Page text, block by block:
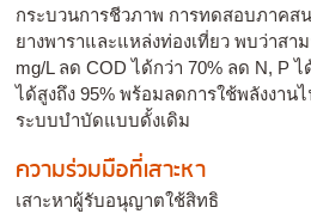
กระบวนการชีวภาพ การทดสอบภาคส
ยางพาราและแหล่งท่องเที่ยว พบว่าสา
mg/L ลด COD ได้กว่า 70% ลด N, P
ได้สูงถึง 95% พร้อมลดการใช้พลังงาน
ระบบบำบัดแบบดั้งเดิม
ความร่วมมือที่เสาะหา
เสาะหาผู้รับอนุญาตใช้สิทธิ